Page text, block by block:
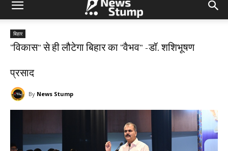
बिहार
“विकास” से ही लौटेगा बिहार का “वैभव” -डॉ. शशिभूषण
प्रसाद
By News Stump